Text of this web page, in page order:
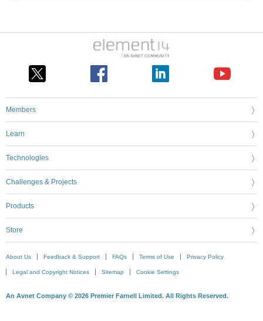
Members
Learn
Technologies
Challenges & Projects
Products
Store
About Us Feedback & Support FAQs Terms of Use Privacy Policy
Legal and Copyright Notices Sitemap Cookie Settings
An Avnet Company © 2026 Premier Farnell Limited. All Rights Reserved.